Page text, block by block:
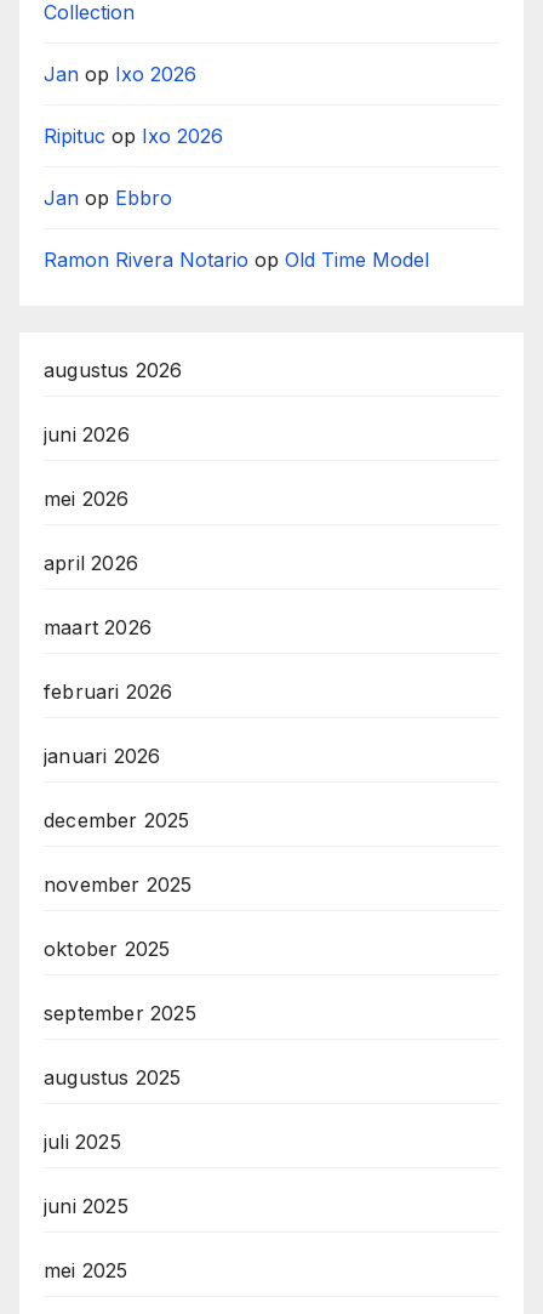
Collection
Jan op Ixo 2026
Ripituc op Ixo 2026
Jan op Ebbro
Ramon Rivera Notario op Old Time Model
augustus 2026
juni 2026
mei 2026
april 2026
maart 2026
februari 2026
januari 2026
december 2025
november 2025
oktober 2025
september 2025
augustus 2025
juli 2025
juni 2025
mei 2025